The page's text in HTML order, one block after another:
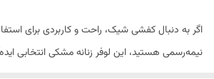
اگر به دنبال کفشی شیک، راحت و کاربردی برای
نیمه‌رسمی هستید، این لوفر زنانه مشکی انتخابی